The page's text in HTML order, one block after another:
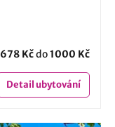
678 Kčdo1000 Kč
Detailubytování